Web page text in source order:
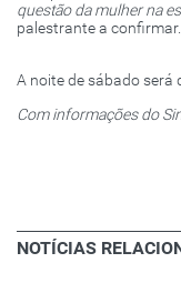
questão da mulher na
palestrante a confirmar.
A noite de sábado será
Com informações do
NOTÍCIAS